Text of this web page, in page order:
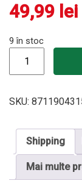
49,99 lei
9 în stoc
SKU:
Shipping
Mai multe